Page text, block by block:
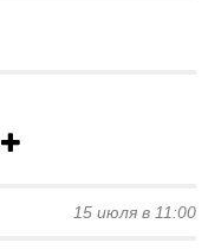
15 июля в 11:00